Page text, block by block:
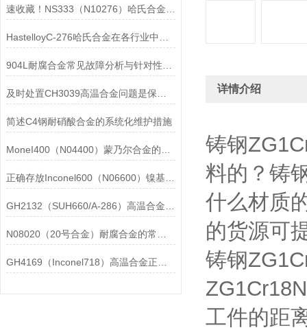
简述C4钢耐硝酸合金的系统化维护措施
正确存放Inconel600（N06600）镍基合金的重要性介绍
详情介绍
铸钢
料的？铸
什么材质
的货源可
铸钢
工件的距